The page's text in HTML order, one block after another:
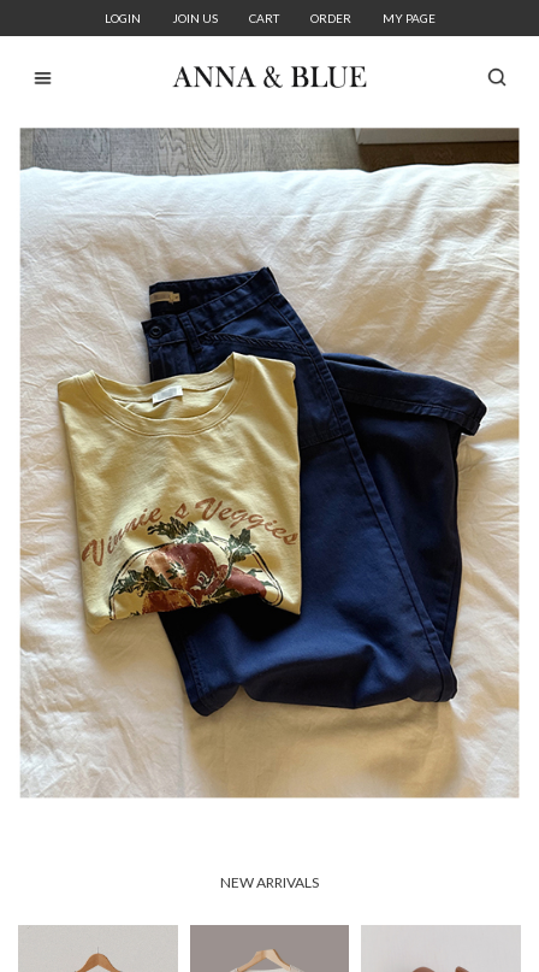
LOGIN JOIN US CART ORDER MY PAGE
NEW ARRIVALS